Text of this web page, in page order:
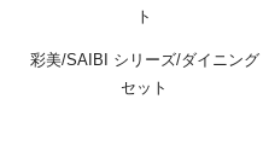
ト
彩美/SAIBI シリーズ/ダイニング
セット